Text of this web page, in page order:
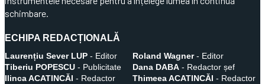
schimbare.
ECHIPA REDACȚIONALĂ
Laurențiu Sever LUP - Editor Roland Wagner- Editor
Tiberiu POPESCU - Publicitate Dana DABA - Redactor șef
Ilinca ACATINCĂI - Redactor
Thimeea ACATINCĂI - Redactor